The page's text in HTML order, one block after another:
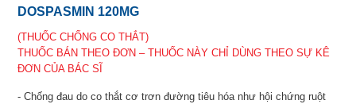
DOSPASMIN 120MG
(THUỐC CHỐNG CO THẮT)
THUỐC BÁN THEO ĐƠN – THUỐC NÀY CHỈ DÙNG THEO SỰ KÊ
ĐƠN CỦA BÁC SĨ
- Chống đau do co thắt cơ trơn đường tiêu hóa như hội chứng ruột